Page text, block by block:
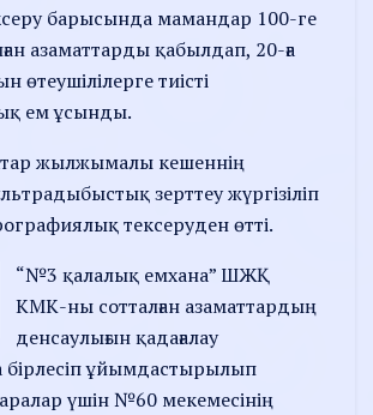
барысында мамандар 100-ге
азаматтарды қабылдап, 20-ға
өтеушілілерге тиісті
ем ұсынды.
жылжымалы кешеннің
зерттеу жүргізіліп
тексеруден өтті.
“№3 қалалық емхана” ШЖҚ
КМК-ны сотталған азаматтардың
денсаулығын қадағалау
бірлесіп ұйымдастырылып
үшін №60 мекемесінің